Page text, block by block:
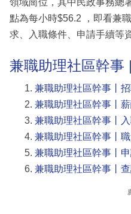
領域崗位，其中民政事務總
點為每小時$56.2 ，即看兼
求、入職條件、申請手續等
兼職助理社區幹事
兼職助理社區幹事丨
兼職助理社區幹事丨薪
兼職助理社區幹事丨
兼職助理社區幹事丨
兼職助理社區幹事丨
兼職助理社區幹事丨